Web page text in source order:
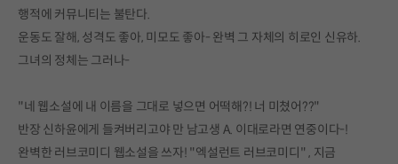
행적에 커뮤니티는 불탄다.
운동도 잘해, 성격도 좋아, 미모도 좋아- 완벽 그 자체의 히로인 신유하.
그녀의 정체는 그러나-
"네 웹소설에 내 이름을 그대로 넣으면 어떡해?! 너 미쳤어??"
반장 신하윤에게 들켜버리고야 만 남고생 A. 이대로라면 연중이다-!
완벽한 러브코미디 웹소설을 쓰자! "엑설런트 러브코미디" , 지금